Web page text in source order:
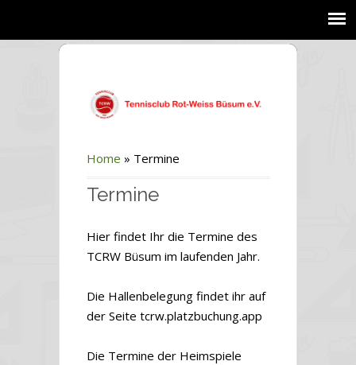
Home » Termine
Termine
Hier findet Ihr die Termine des
TCRW Büsum im laufenden Jahr.
Die Hallenbelegung findet ihr auf
der Seite tcrw.platzbuchung.app
Die Termine der Heimspiele